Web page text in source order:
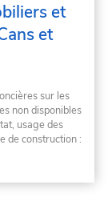
et
et
sur les
non disponibles
usage des
de construction :